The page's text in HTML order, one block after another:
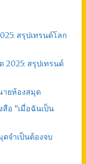
สรุปเทรนด์โลก
2025: สรุปเทรนด์
ายห้องสมุด
สือ “เมื่อฉันเป็น
จำเป็นต้องจบ